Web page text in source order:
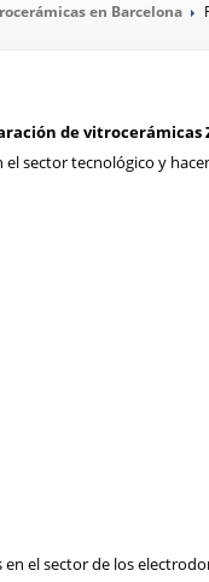
en Barcelona
de vitrocerámicas
sector tecnológico y
en el sector de los